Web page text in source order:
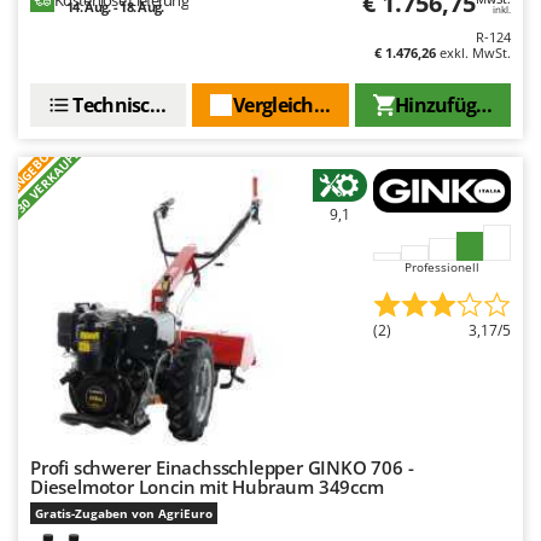
Rato
Resto Italia
Ribimex
River Systems
Robomow
Rossofuoco
Rover Pompe
Royal Food
S
S.T.P.
14. Aug. - 18. Aug. inkl.
R-124
€ 1.476,26 exkl. MwSt.
Hinzufügen
Vergleichen Sie
Technische Daten
ANGEBOT
+30 VERKAUFT 9,1
Professionell
(2) 3,17/5
Profi schwerer Einachsschlepper GINKO 706 -
Dieselmotor Loncin mit Hubraum 349ccm
Gratis-Zugaben von AgriEuro